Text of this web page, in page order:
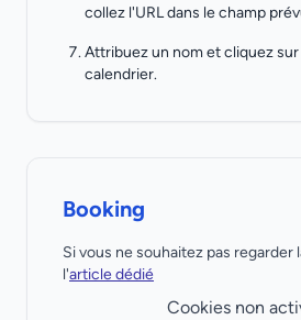
collez l'URL dans le champ
Attribuez un nom et cliquez
calendrier.
Booking
Si vous ne souhaitez pas regarder
l'article dédié
Cookies non